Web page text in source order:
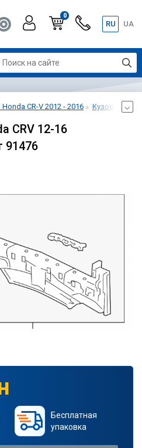
0
RU UA
CR-V 2012 - 2016 Кузов-жесть
CRV 12-16
91476
Бесплатная
упаковка